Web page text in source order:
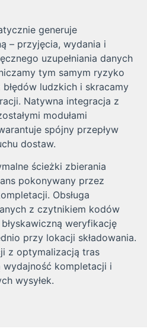
generuje
– przyjęcia, wydania i
uzupełniania danych
tym samym ryzyko
ludzkich i skracamy
Natywna integracja z
modułami
spójny przepływ
dostaw.
ścieżki zbierania
pokonywany przez
Obsługa
z czytnikiem kodów
weryfikację
przy lokacji składowania.
z optymalizacją tras
wydajność kompletacji i
wysyłek.